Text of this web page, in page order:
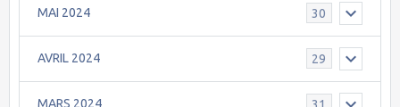
MAI 2024 30
AVRIL 2024 29
MARS 2024 31